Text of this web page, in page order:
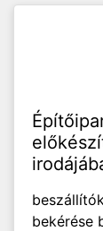
bekérése